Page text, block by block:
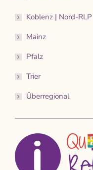
Koblenz | Nord-RLP
Mainz
Pfalz
Trier
Überregional